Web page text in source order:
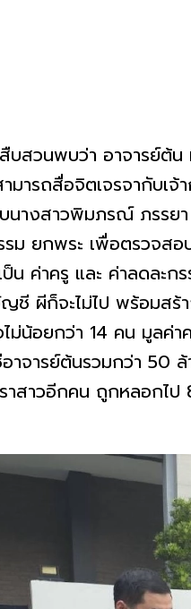
บสวนพบว่า อาจารย์ต้
มารถสื่อจิตเจรจากับเจ้
นางสาวพิมภรณ์ ภรรยา
ม ยกพระ เพื่อตรวจสอ
ป็น ค่าครู และ ค่าลดละ
ชี ผีก็จะไม่ไป พร้อมสร้
ไม่น้อยกว่า 14 คน มูลค่
าจารย์ต้นรวมกว่า 50
าสาวอีกคน ถูกหลอกไป